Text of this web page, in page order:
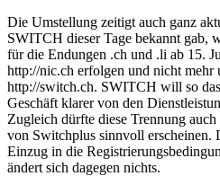
Die Umstellung zeitigt auch ganz
SWITCH dieser Tage bekannt gab,
für die Endungen .ch und .li ab 15.
http://nic.ch erfolgen und nicht mehr
http://switch.ch. SWITCH will so
Geschäft klarer von den
Zugleich dürfte diese Trennung
von Switchplus sinnvoll erscheinen.
Einzug in die
ändert sich dagegen nichts.